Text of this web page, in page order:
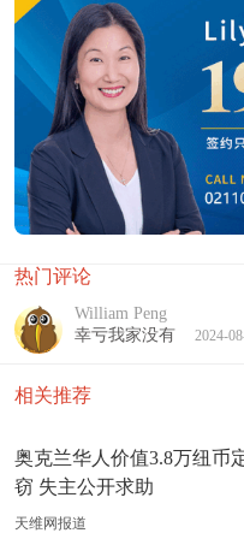
热门评论
William Peng
幸亏我家没有
2024-
相关推荐
奥克兰华人价值3.8万纽币
窃 失主公开求助
天维网报道